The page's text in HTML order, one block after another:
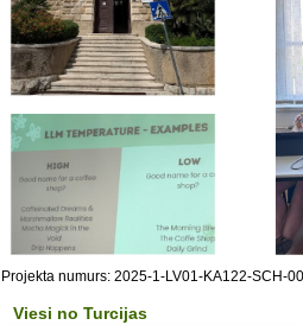
Projekta numurs: 2025-1-LV01-KA122-SCH-
Viesi no Turcijas